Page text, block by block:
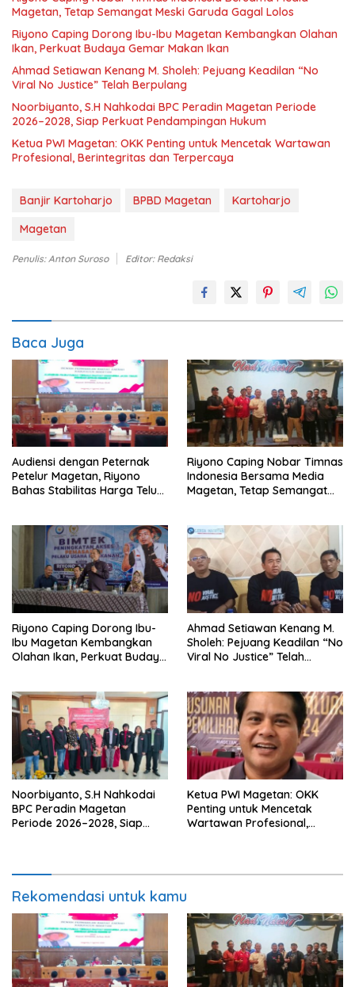
Magetan, Tetap Semangat Meski Garuda Gagal Lolos
Riyono Caping Dorong Ibu-Ibu Magetan Kembangkan Olahan
Ikan, Perkuat Budaya Gemar Makan Ikan
Ahmad Setiawan Kenang M. Sholeh: Pejuang Keadilan “No
Viral No Justice” Telah Berpulang
Noorbiyanto, S.H Nahkodai BPC Peradin Magetan Periode
2026–2028, Siap Perkuat Pendampingan Hukum
Ketua PWI Magetan: OKK Penting untuk Mencetak Wartawan
Profesional, Berintegritas dan Terpercaya
Banjir Kartoharjo BPBD Magetan
Kartoharjo
Magetan
Penulis: Anton Suroso Editor: Redaksi
Baca Juga
Audiensi dengan Peternak
Petelur Magetan, Riyono
Bahas Stabilitas Harga Telur
Riyono Caping Nobar Timnas
Indonesia Bersama Media
Magetan, Tetap Semangat
Riyono Caping Dorong Ibu-
Ibu Magetan Kembangkan
Olahan Ikan, Perkuat Budaya
Ahmad Setiawan Kenang M.
Sholeh: Pejuang Keadilan “No
Viral No Justice” Telah
Noorbiyanto, S.H Nahkodai
BPC Peradin Magetan
Periode 2026–2028, Siap
Ketua PWI Magetan: OKK
Penting untuk Mencetak
Wartawan Profesional,
Rekomendasi untuk kamu